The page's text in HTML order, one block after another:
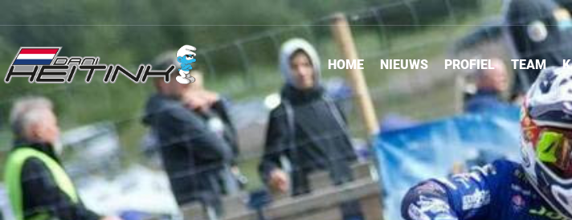
HOME NIEUWS PROFIEL TEAM